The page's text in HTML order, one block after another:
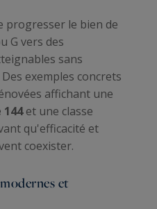
progresser le bien de
G vers des
sans
exemples concrets
affichant une
144et une classe
qu'efficacité et
coexister.
et